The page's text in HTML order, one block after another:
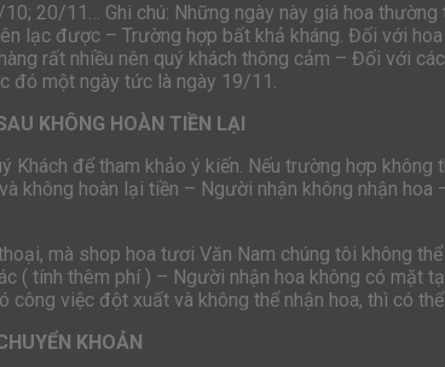
20/11… Ghi chú: Những ngày này giá hoa
lạc được – Trường hợp bất khả kháng. Đối với
rất nhiều nên quý khách thông cảm – Đối với
đó một ngày tức là ngày 19/11.
KHÔNG HOÀN TIỀN LẠI
Khách để tham khảo ý kiến. Nếu trường hợp
không hoàn lại tiền – Người nhận không nhận
mà shop hoa tươi Văn Nam chúng tôi không
( tính thêm phí ) – Người nhận hoa không có mặt
việc đột xuất và không thể nhận hoa, thì có
KHOẢN